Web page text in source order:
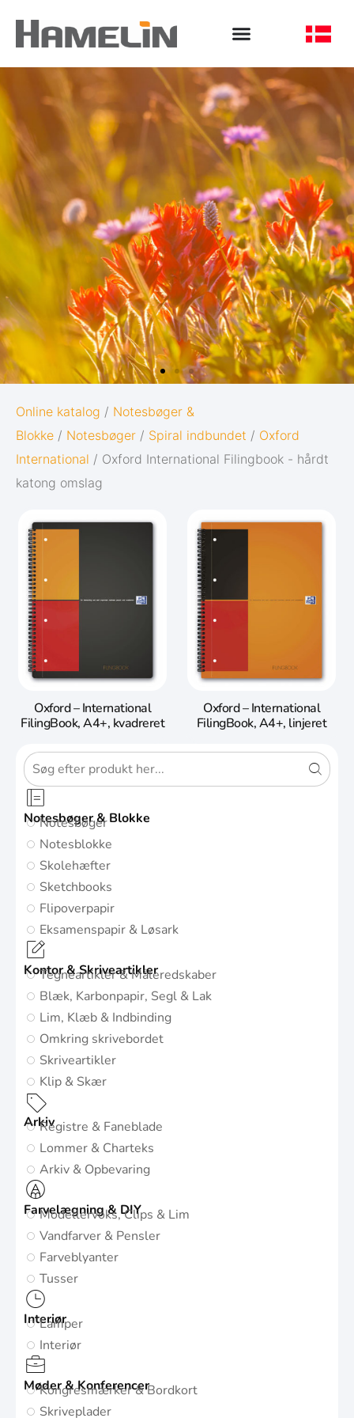
OXFORD
ORIGINS
livet:
Diskret og minimalistisk design
5 naturinspirerede farver med
matchende twin-wire
Notesbøger & Blokke
Notesbøger
Notesblokke
Skolehæfter
Sketchbooks
Flipoverpapir
Eksamenspapir & Løsark
Kontor & Skriveartikler
Tegneartikler & Måleredskaber
Blæk, Karbonpapir, Segl & Lak
Lim, Klæb & Indbinding
Omkring skrivebordet
Skriveartikler
Klip & Skær
ArkivRegistre & Faneblade
Lommer & Charteks
Arkiv & Opbevaring
Farvelægning & DIY
Modellervoks, Clips & Lim
Vandfarver & Pensler
Farveblyanter
Tusser
Interiør
Lamper
Interiør
Møder & Konferencer
Kongresmærker & Bordkort
Skriveplader
Online katalog / Notesbøger &
Blokke / Notesbøger / Spiral indbundet / Oxford
International / Oxford International Filingbook - hårdt
katong omslag
Oxford – International
FilingBook, A4+, kvadreret
Oxford – International
FilingBook, A4+, linjeret